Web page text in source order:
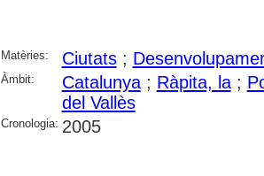
Matèries: Ciutats;
Àmbit: Catalunya; Ràpita, la;
del Vallès
Cronologia: 2005